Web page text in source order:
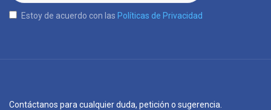
Estoy de acuerdo con las Políticas de Privacidad
Contáctanos para cualquier duda, petición o sugerencia.